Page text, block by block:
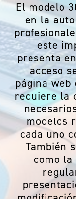
El modelo
en la
este
presenta
acceso
página
requiere la
modelos
cada uno
También
como la